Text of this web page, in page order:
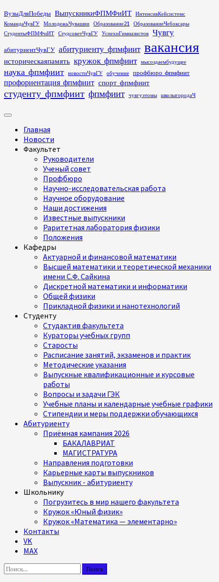
Перейти
к
содержимому
ВузыДляПобеды ВыпускникиФПМФиИТ
ИнтенсивКейсистемс
КомандаЧувГУ
МолодежьЧувашии Образование21
ОбразованиеЧебоксары
СтудентыФПМФиИТ
СтудсоветЧувГУ УспехиГимназистов Чувгу
абитуриентЧувГУ абитуриенту_фпмфиит вакансия
историческаяпамять кружок_фпмфиит мысоздаембудущее
наука_фпмфиит новостиЧувГУ обучение профбюро_фпмфиит
профориентация_фпмфиит спорт_фпмфиит
студенту_фпмфиит фпмфиит чувгуэтомы школыгородаЧ
Основное
Главная
Новости
Факультет
Руководители
Ученый совет
Профбюро
Научно-исследовательская работа
Научное оборудование
Наши достижения
Известные выпускники
Раритетная лаборатория физики
Положения
Кафедры
Актуарной и финансовой математики
Высшей математики и теоретической механики
имени С.Ф. Сайкина
Дискретной математики и информатики
Общей физики
Прикладной физики и нанотехнологий
Студенту
Студактив факультета
Кураторы учебных групп
Старосты
Расписание занятий, экзаменов и практик
Методические указания
Выпускные квалификационные и курсовые
работы
Вопросы и задачи ГЭК
Учебные планы и календарные учебные графики
Стипендии и меры поддержки обучающихся
Абитуриенту
Приёмная кампания 2026
БАКАЛАВРИАТ
МАГИСТРАТУРА
Направления подготовки
Карьерные карты выпускников
Выпускник - абитуриенту
Школьнику
Погрузитесь в мир нашего факультета
Кружок «Юный физик»
Кружок «Математика — элементарно»
Контакты
VK
MAX
Найти: